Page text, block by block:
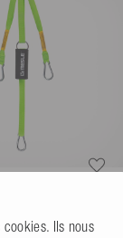
Ils nous